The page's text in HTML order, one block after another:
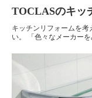
TOCLASのキッ
キッチンリフォームを
い。 「色々なメーカー